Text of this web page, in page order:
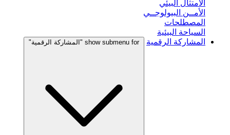
الامتثال البيئي
الأمــن البيولوجــي
المصطلحات
السياحة البيئية
المشاركة الرقمية
show submenu for "المشاركة الرقمية"